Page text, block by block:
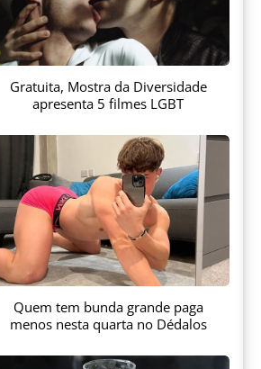
Gratuita, Mostra da Diversidade
apresenta 5 filmes LGBT
Quem tem bunda grande paga
menos nesta quarta no Dédalos